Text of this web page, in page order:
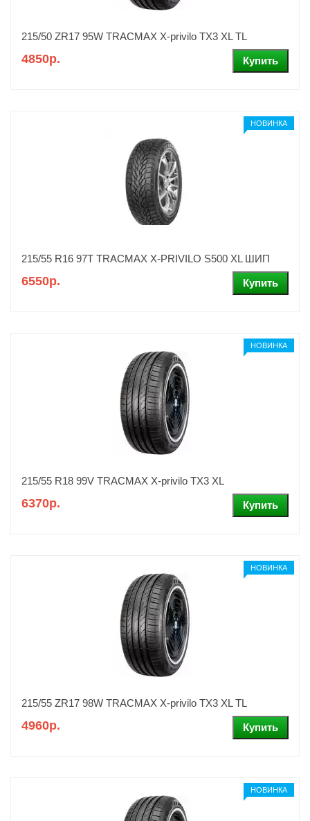
215/50 ZR17 95W TRACMAX X-privilo TX3 XL TL
4850р.
НОВИНКА
215/55 R16 97T TRACMAX X-PRIVILO S500 XL ШИП
6550р.
НОВИНКА
215/55 R18 99V TRACMAX X-privilo TX3 XL
6370р.
НОВИНКА
215/55 ZR17 98W TRACMAX X-privilo TX3 XL TL
4960р.
НОВИНКА